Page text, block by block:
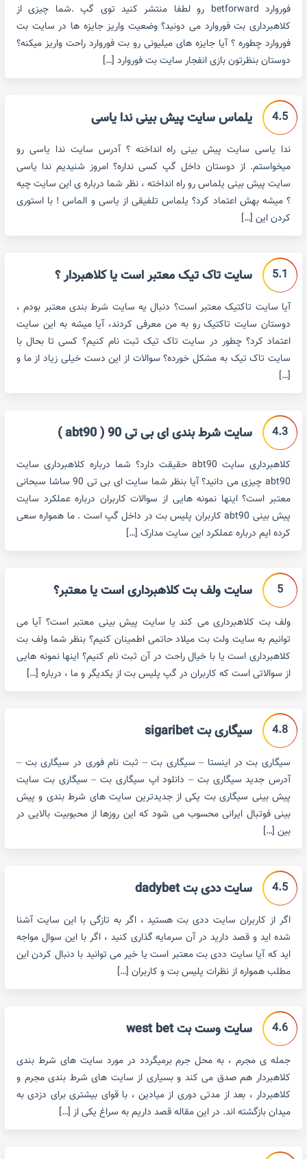
فوروارد betforward رو لطفا منتشر کنید توی گپ .شما چیزی از
کلاهبرداری بت فوروارد می دونید؟ وضعیت واریز جایزه ها در سایت بت
فوروارد چطوره ؟ آیا جایزه های میلیونی رو بت فوروارد راحت واریز میکنه؟
دوستان بنظرتون بازی انفجار سایت بت فوروارد […]
4.5 یلماس سایت پیش بینی ندا یاسی
ندا یاسی سایت پیش بینی راه انداخته ؟ آدرس سایت ندا یاسی رو
میخواستم. از دوستان داخل گپ کسی نداره؟ امروز شنیدیم ندا یاسی
سایت پیش بینی یلماس رو راه انداخته ، نظر شما درباره ی این سایت چیه
؟ میشه بهش اعتماد کرد؟ یلماس تلفیقی از یاسی و الماس ! با استوری
کردن این […]
5.1 سایت تاک تیک معتبر است یا کلاهبردار ؟
آیا سایت تاکتیک معتبر است؟ دنبال یه سایت شرط بندی معتبر بودم ،
دوستان سایت تاکتیک رو به من معرفی کردند، آیا میشه به این سایت
اعتماد کرد؟ چطور در سایت تاک تیک ثبت نام کنیم؟ کسی تا بحال با
سایت تاک تیک به مشکل خورده؟ سوالات از این دست خیلی زیاد از ما و
[…]
4.3 سایت شرط بندی ای بی تی 90 ( abt90 )
کلاهبرداری سایت abt90 حقیقت دارد؟ شما درباره کلاهبرداری سایت
abt90 چیزی می دانید؟ آیا بنظر شما سایت ای بی تی 90 ساشا سبحانی
معتبر است؟ اینها نمونه هایی از سوالات کاربران درباره عملکرد سایت
پیش بینی abt90 کاربران پلیس بت در داخل گپ است . ما همواره سعی
کرده ایم درباره عملکرد این سایت مدارک […]
5 سایت ولف بت کلاهبرداری است یا معتبر؟
ولف بت کلاهبرداری می کند یا سایت پیش بینی معتبر است؟ آیا می
توانیم به سایت ولت بت میلاد حاتمی اطمینان کنیم؟ بنظر شما ولف بت
کلاهبرداری است یا با خیال راحت در آن ثبت نام کنیم؟ اینها نمونه هایی
از سوالاتی است که کاربران در گپ پلیس بت از یکدیگر و ما ، درباره […]
4.8 سیگاری بت sigaribet
سیگاری بت در اینستا – سیگاری بت – ثبت نام فوری در سیگاری بت –
آدرس جدید سیگاری بت – دانلود اپ سیگاری بت – سیگاری بت سایت
پیش بینی سیگاری بت یکی از جدیدترین سایت های شرط بندی و پیش
بینی فوتبال ایرانی محسوب می شود که این روزها از محبوبیت بالایی در
بین […]
4.5 سایت ددی بت dadybet
اگر از کاربران سایت ددی بت هستید ، اگر به تازگی با این سایت آشنا
شده اید و قصد دارید در آن سرمایه گذاری کنید ، اگر با این سوال مواجه
اید که آیا سایت ددی بت معتبر است یا خیر می توانید با دنبال کردن این
مطلب همواره از نظرات پلیس بت و کاربران […]
4.6 سایت وست بت west bet
جمله ی مجرم ، به محل جرم برمیگردد در مورد سایت های شرط بندی
کلاهبردار هم صدق می کند و بسیاری از سایت های شرط بندی مجرم و
کلاهبردار ، بعد از مدتی دوری از میادین ، با قوای بیشتری برای دزدی به
میدان بازگشته اند. در این مقاله قصد داریم به سراغ یکی از […]